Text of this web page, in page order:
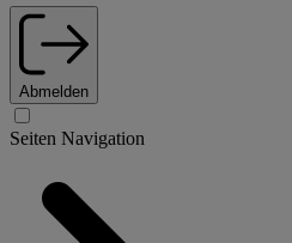
Abmelden
Seiten Navigation